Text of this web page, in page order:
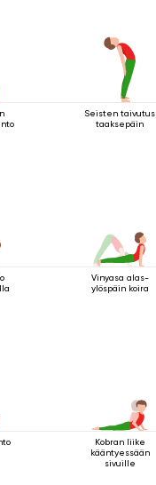
Seisten taivutus
taaksepäin
Vinyasa alas-
ylöspäin koira
Kobran liike
kääntyessään
sivuille